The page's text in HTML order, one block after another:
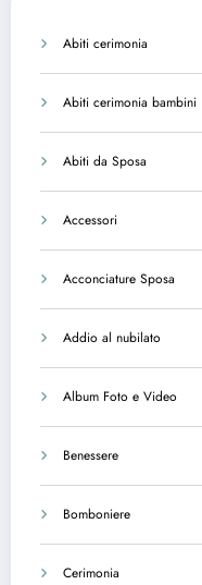
Abiti cerimonia
Abiti cerimonia bambini
Abiti da Sposa
Accessori
Acconciature Sposa
Addio al nubilato
Album Foto e Video
Benessere
Bomboniere
Cerimonia